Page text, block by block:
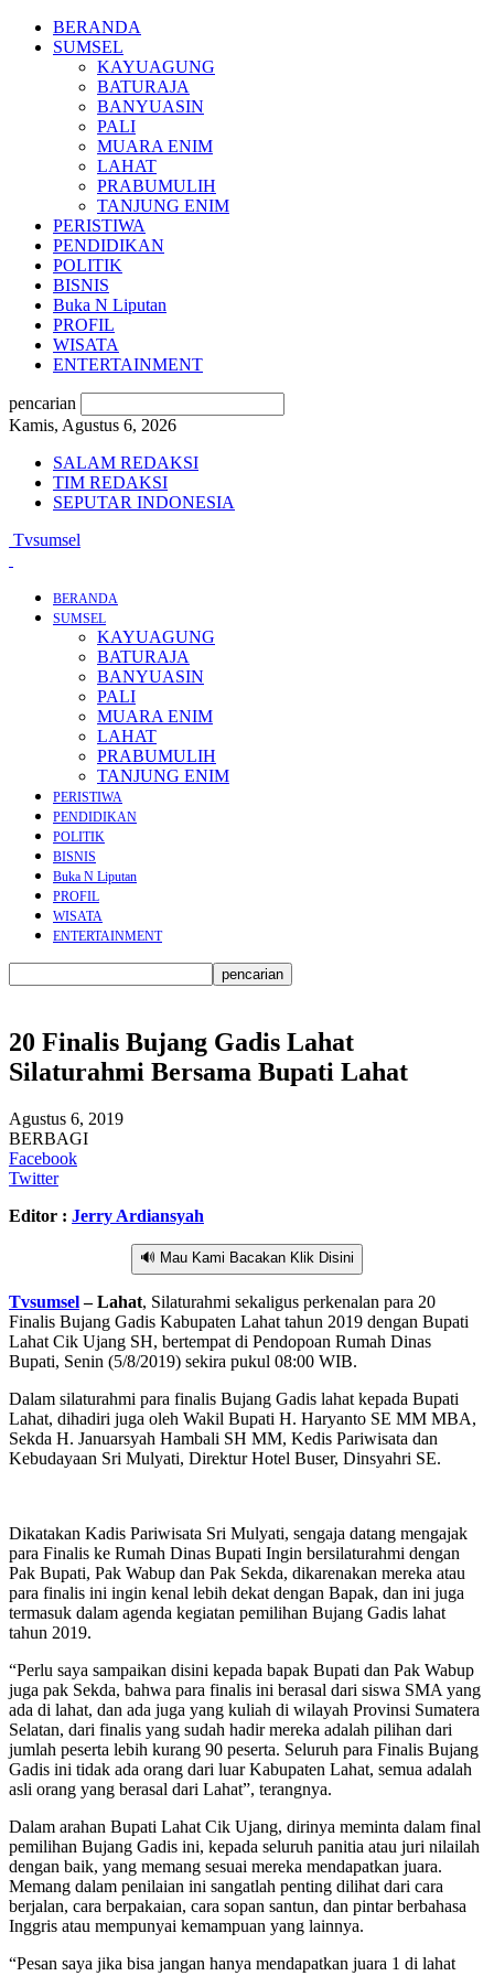
BERANDA
SUMSEL
KAYUAGUNG
BATURAJA
BANYUASIN
PALI
MUARA ENIM
LAHAT
PRABUMULIH
TANJUNG ENIM
PERISTIWA
PENDIDIKAN
POLITIK
BISNIS
Buka N Liputan
PROFIL
WISATA
ENTERTAINMENT
pencarian
Kamis, Agustus 6, 2026
SALAM REDAKSI
TIM REDAKSI
SEPUTAR INDONESIA
Tvsumsel
BERANDA
SUMSEL
KAYUAGUNG
BATURAJA
BANYUASIN
PALI
MUARA ENIM
LAHAT
PRABUMULIH
TANJUNG ENIM
PERISTIWA
PENDIDIKAN
POLITIK
BISNIS
Buka N Liputan
PROFIL
WISATA
ENTERTAINMENT
20 Finalis Bujang Gadis Lahat
Silaturahmi Bersama Bupati Lahat
Agustus 6, 2019
BERBAGI
Facebook
Twitter
Editor : Jerry Ardiansyah
🔊 Mau Kami Bacakan Klik Disini
Tvsumsel– Lahat, Silaturahmi sekaligus perkenalan para 20
Finalis Bujang Gadis Kabupaten Lahat tahun 2019 dengan Bupati
Lahat Cik Ujang SH, bertempat di Pendopoan Rumah Dinas
Bupati, Senin (5/8/2019) sekira pukul 08:00 WIB.
Dalam silaturahmi para finalis Bujang Gadis lahat kepada Bupati
Lahat, dihadiri juga oleh Wakil Bupati H. Haryanto SE MM MBA,
Sekda H. Januarsyah Hambali SH MM, Kedis Pariwisata dan
Kebudayaan Sri Mulyati, Direktur Hotel Buser, Dinsyahri SE.
Dikatakan Kadis Pariwisata Sri Mulyati, sengaja datang mengajak
para Finalis ke Rumah Dinas Bupati Ingin bersilaturahmi dengan
Pak Bupati, Pak Wabup dan Pak Sekda, dikarenakan mereka atau
para finalis ini ingin kenal lebih dekat dengan Bapak, dan ini juga
termasuk dalam agenda kegiatan pemilihan Bujang Gadis lahat
tahun 2019.
“Perlu saya sampaikan disini kepada bapak Bupati dan Pak Wabup
juga pak Sekda, bahwa para finalis ini berasal dari siswa SMA yang
ada di lahat, dan ada juga yang kuliah di wilayah Provinsi Sumatera
Selatan, dari finalis yang sudah hadir mereka adalah pilihan dari
jumlah peserta lebih kurang 90 peserta. Seluruh para Finalis Bujang
Gadis ini tidak ada orang dari luar Kabupaten Lahat, semua adalah
asli orang yang berasal dari Lahat”, terangnya.
Dalam arahan Bupati Lahat Cik Ujang, dirinya meminta dalam final
pemilihan Bujang Gadis ini, kepada seluruh panitia atau juri nilailah
dengan baik, yang memang sesuai mereka mendapatkan juara.
Memang dalam penilaian ini sangatlah penting dilihat dari cara
berjalan, cara berpakaian, cara sopan santun, dan pintar berbahasa
Inggris atau mempunyai kemampuan yang lainnya.
“Pesan saya jika bisa jangan hanya mendapatkan juara 1 di lahat